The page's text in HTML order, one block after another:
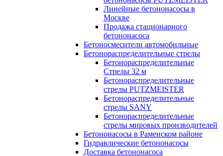
Линейные бетононасосы в
Москве
Продажа стационарного
бетононасоса
Бетоносмесители автомобильные
Бетонораспределительные стрелы
Бетонораспределительные
Стрелы 32 м
Бетонораспределительные
стрелы PUTZMEISTER
Бетонораспределительные
стрелы SANY
Бетонораспределительные
стрелы мировых производителей
Бетононасосы в Раменском районе
Гидравлические бетононасосы
Доставка бетононасоса